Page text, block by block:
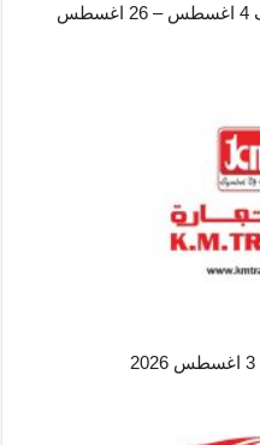
عروض لولو قطر اليوم اهلا بالصيف 4 اغسطس – 26 اغسطس